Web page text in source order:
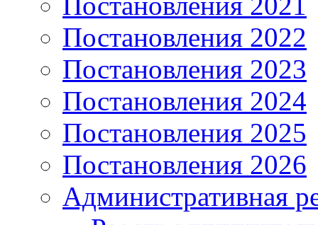
Постановления 2022
Постановления 2023
Постановления 2024
Постановления 2025
Постановления 2026
Административная